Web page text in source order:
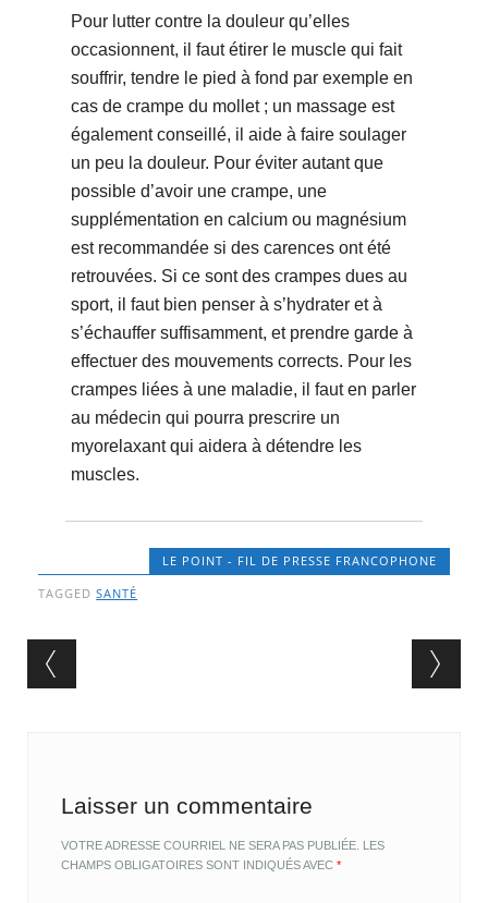
Pour lutter contre la douleur qu’elles
occasionnent, il faut étirer le muscle qui fait
souffrir, tendre le pied à fond par exemple en
cas de crampe du mollet ; un massage est
également conseillé, il aide à faire soulager
un peu la douleur. Pour éviter autant que
possible d’avoir une crampe, une
supplémentation en calcium ou magnésium
est recommandée si des carences ont été
retrouvées. Si ce sont des crampes dues au
sport, il faut bien penser à s’hydrater et à
s’échauffer suffisamment, et prendre garde à
effectuer des mouvements corrects. Pour les
crampes liées à une maladie, il faut en parler
au médecin qui pourra prescrire un
myorelaxant qui aidera à détendre les
muscles.
LE POINT - FIL DE PRESSE FRANCOPHONE
TAGGEDSANTÉ
Post navigation
Laisser un commentaire
VOTRE ADRESSE COURRIEL NE SERA PAS PUBLIÉE. LES
CHAMPS OBLIGATOIRES SONT INDIQUÉS AVEC*